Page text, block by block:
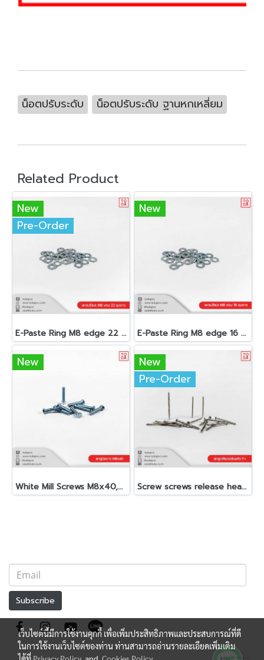
น็อตปรับระดับ น็อตปรับระดับ ฐานหกเหลี่ยม
Related Product
New
Pre-Order
E-Paste Ring M8 edge 22 White Plated
New
E-Paste Ring M8 edge 16 White Plated
New
White Mill Screws M8x40,M8x45
New
Pre-Order
Screw screws release heads F+ NO. 6,7,8,10
Subscribe
เว็บไซต์นี้มีการใช้งานคุกกี้ เพื่อเพิ่มประสิทธิภาพและประสบการณ์ที่ดี
ในการใช้งานเว็บไซต์ของท่าน ท่านสามารถอ่านรายละเอียดเพิ่มเติม